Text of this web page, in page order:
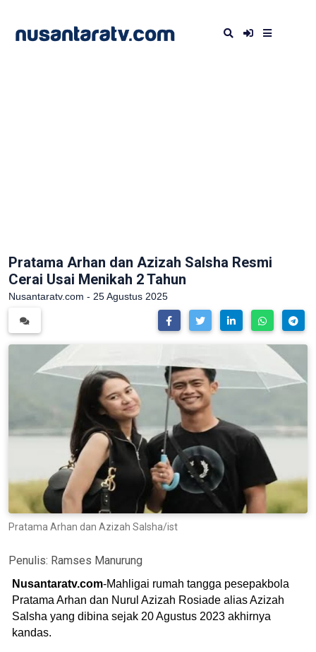
Pratama Arhan dan Azizah Salsha Resmi
Cerai Usai Menikah 2 Tahun
Nusantaratv.com - 25 Agustus 2025
Pratama Arhan dan Azizah Salsha/ist
Penulis: Ramses Manurung
Nusantaratv.com-Mahligai rumah tangga pesepakbola
Pratama Arhan dan Nurul Azizah Rosiade alias Azizah
Salsha yang dibina sejak 20 Agustus 2023 akhirnya
kandas.